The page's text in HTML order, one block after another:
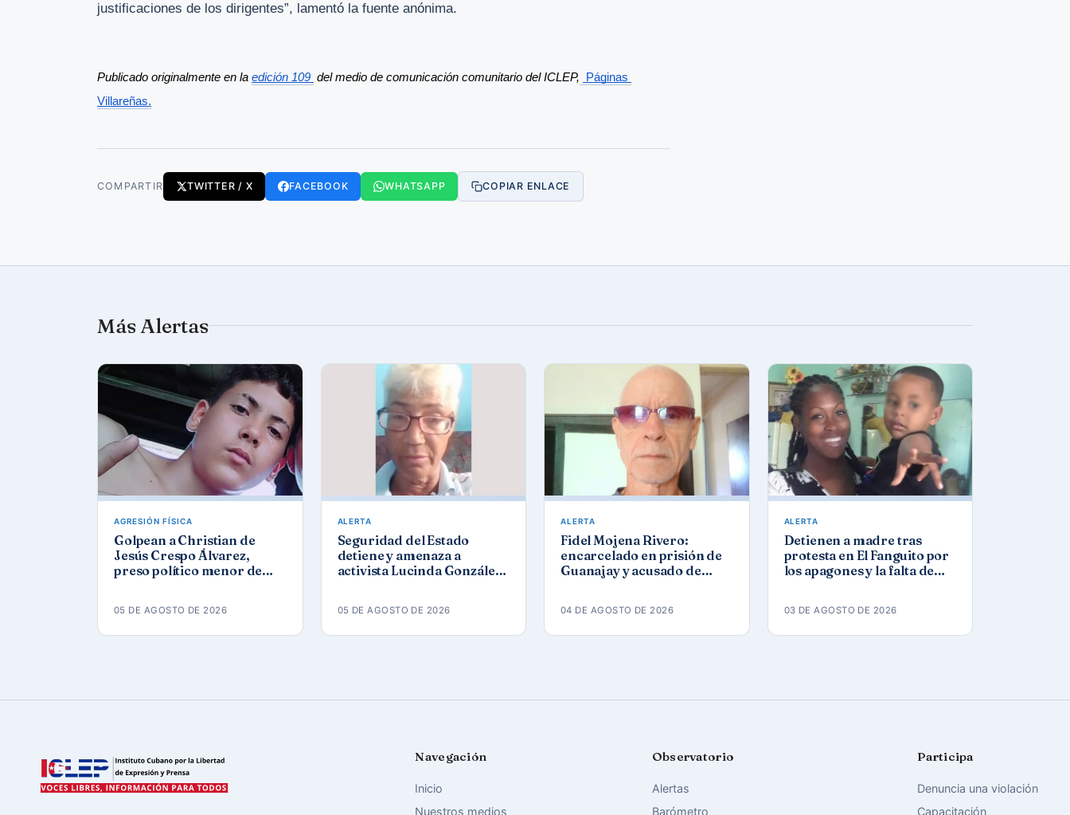
justificaciones de los dirigentes”, lamentó la fuente anónima.
Publicado originalmente en la edición 109 del medio de comunicación comunitario del ICLEP,
Páginas
Villareñas.
COMPARTIR TWITTER / X FACEBOOK WHATSAPP COPIAR ENLACE
Más Alertas
AGRESIÓN FÍSICA
Golpean a Christian de
Jesús Crespo Álvarez,
preso político menor de
05 DE AGOSTO DE 2026
ALERTA
Seguridad del Estado
detiene y amenaza a
activista Lucinda González
05 DE AGOSTO DE 2026
ALERTA
Fidel Mojena Rivero:
encarcelado en prisión de
Guanajay y acusado de
04 DE AGOSTO DE 2026
ALERTA
Detienen a madre tras
protesta en El Fanguito por
los apagones y la falta de
03 DE AGOSTO DE 2026
Navegación
Inicio
Nuestros medios
Observatorio
Alertas
Barómetro
Participa
Denuncia una violación
Capacitación